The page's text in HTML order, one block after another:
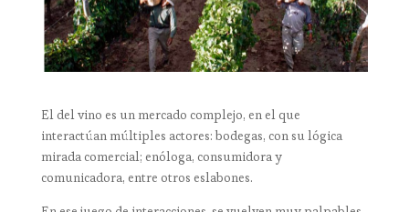
El del vino es un mercado complejo, en el que
interactúan múltiples actores: bodegas, con su lógica
mirada comercial; enóloga, consumidora y
comunicadora, entre otros eslabones.